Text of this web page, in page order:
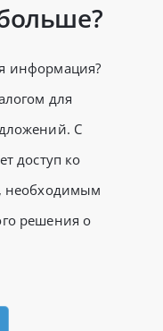
информация?
для
С
доступ ко
необходимым
решения о